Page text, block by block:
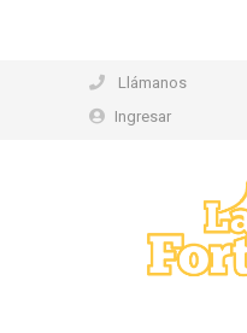
Llámanos
Ingresar